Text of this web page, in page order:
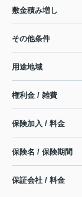
敷金積み増し
その他条件
用途地域
権利金 / 雑費
保険加入 / 料金
保険名 / 保険期間
保証会社 / 料金